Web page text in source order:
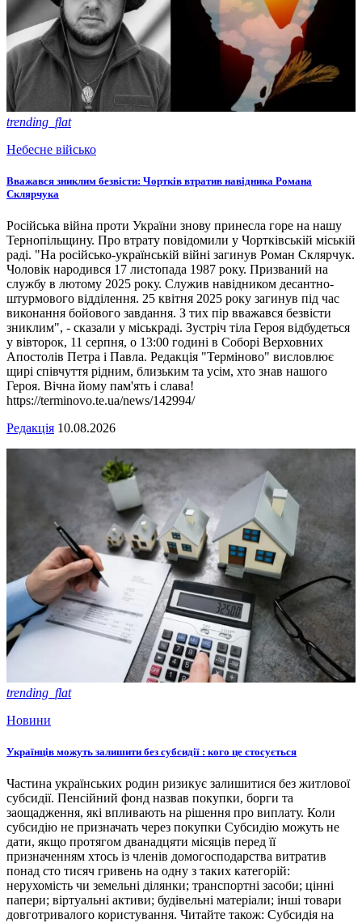
trending_flat
Небесне військо
Вважався зниклим безвісти: Чортків втратив навідника Романа
Склярчука
Російська війна проти України знову принесла горе на нашу
Тернопільщину. Про втрату повідомили у Чортківській міській
раді. "На російсько-українській війні загинув Роман Склярчук.
Чоловік народився 17 листопада 1987 року. Призваний на
службу в лютому 2025 року. Служив навідником десантно-
штурмового відділення. 25 квітня 2025 року загинув під час
виконання бойового завдання. З тих пір вважався безвісти
зниклим", - сказали у міськраді. Зустріч тіла Героя відбудеться
у вівторок, 11 серпня, о 13:00 годині в Соборі Верховних
Апостолів Петра і Павла. Редакція "Терміново" висловлює
щирі співчуття рідним, близьким та усім, хто знав нашого
Героя. Вічна йому пам'ять і слава!
https://terminovo.te.ua/news/142994/
Редакція 10.08.2026
trending_flat
Новини
Українців можуть залишити без субсидії : кого це стосується
Частина українських родин ризикує залишитися без житлової
субсидії. Пенсійний фонд назвав покупки, борги та
заощадження, які впливають на рішення про виплату. Коли
субсидію не призначать через покупки Субсидію можуть не
дати, якщо протягом дванадцяти місяців перед її
призначенням хтось із членів домогосподарства витратив
понад сто тисяч гривень на одну з таких категорій:
нерухомість чи земельні ділянки; транспортні засоби; цінні
папери; віртуальні активи; будівельні матеріали; інші товари
довготривалого користування. Читайте також: Субсидія на